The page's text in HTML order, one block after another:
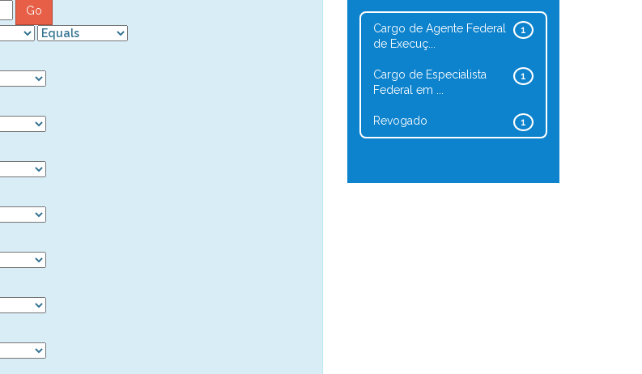
1
Cargo de Agente Federal
de Execuç...
1
Cargo de Especialista
Federal em ...
1
Revogado